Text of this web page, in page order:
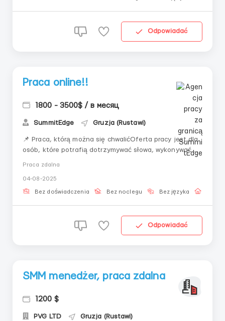
Odpowiadać
Praca online!!
1800 - 3500$ / в месяц
SummitEdge Gruzja (Rustawi)
📌 Praca, którą można się chwalićOferta pracy jest dla
osób, które potrafią dotrzymywać słowa, wykonywać
wszystkiego od podstaw👨‍💻 Pomagamy na każdym
etapieJeśli jesteś poważnie nastawiony — cz...
Praca zdalna
04-08-2025
Bez doświadczenia Bez noclegu Bez języka
Odpowiadać
SMM menedżer, praca zdalna
1200 $
PVG LTD Gruzja (Rustawi)